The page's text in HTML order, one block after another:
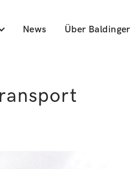
News Über Baldinger